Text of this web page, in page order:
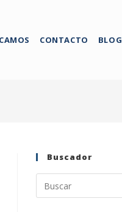
CONTACTO BLOG
Buscador